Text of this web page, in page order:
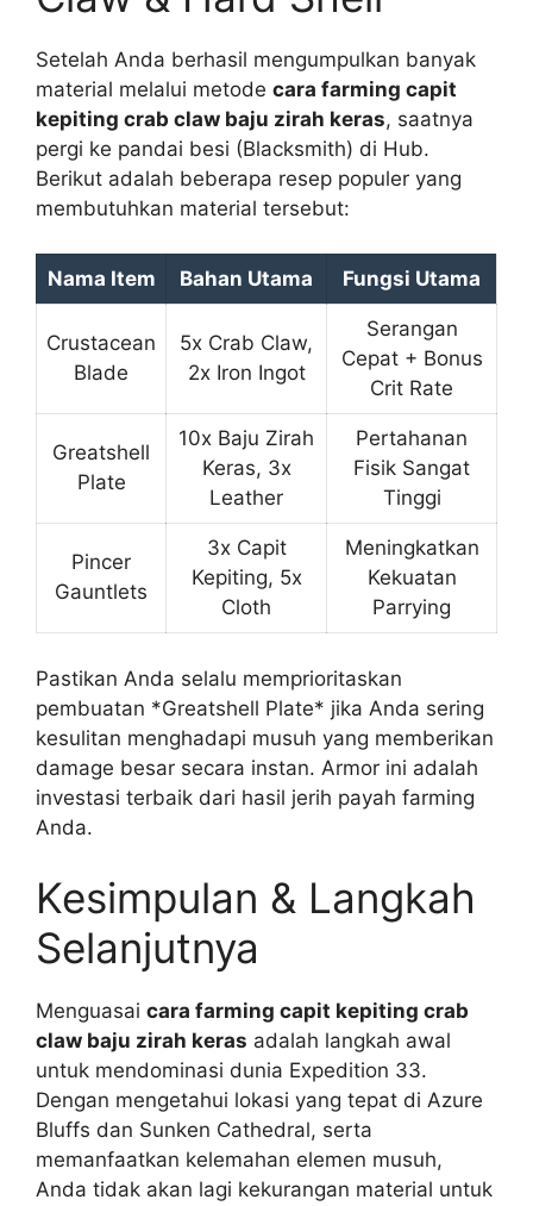
Setelah Anda berhasil mengumpulkan banyak
material melalui metode cara farming capit
kepiting crab claw baju zirah keras, saatnya
pergi ke pandai besi (Blacksmith) di Hub.
Berikut adalah beberapa resep populer yang
membutuhkan material tersebut:
Nama Item Bahan Utama Fungsi Utama
Crustacean
Blade
5x Crab Claw,
2x Iron Ingot
Serangan
Cepat + Bonus
Crit Rate
Greatshell
Plate
10x Baju Zirah
Keras, 3x
Leather
Pertahanan
Fisik Sangat
Tinggi
Pincer
Gauntlets
3x Capit
Kepiting, 5x
Cloth
Meningkatkan
Kekuatan
Parrying
Pastikan Anda selalu memprioritaskan
pembuatan *Greatshell Plate* jika Anda sering
kesulitan menghadapi musuh yang memberikan
damage besar secara instan. Armor ini adalah
investasi terbaik dari hasil jerih payah farming
Anda.
Kesimpulan & Langkah
Selanjutnya
Menguasai cara farming capit kepiting crab
claw baju zirah keras adalah langkah awal
untuk mendominasi dunia Expedition 33.
Dengan mengetahui lokasi yang tepat di Azure
Bluffs dan Sunken Cathedral, serta
memanfaatkan kelemahan elemen musuh,
Anda tidak akan lagi kekurangan material untuk